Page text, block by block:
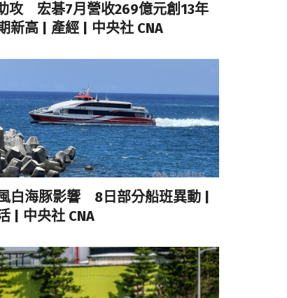
攻 宏碁7月營收269億元創13年
新高 | 產經 | 中央社 CNA
白海豚影響 8日部分船班異動 |
| 中央社 CNA